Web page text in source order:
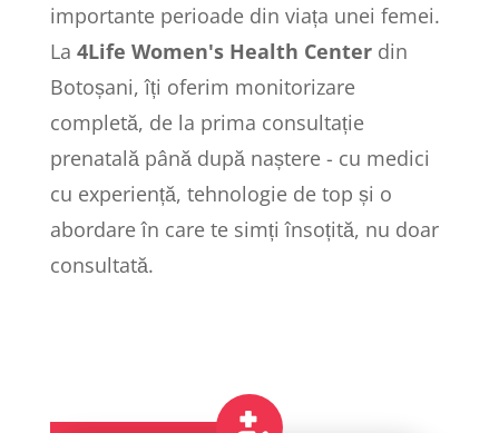
importante perioade din viața unei femei.
La 4Life Women's Health Centerdin
Botoșani, îți oferim monitorizare
completă, de la prima consultație
prenatală până după naștere - cu medici
cu experiență, tehnologie de top și o
abordare în care te simți însoțită, nu doar
consultată.